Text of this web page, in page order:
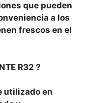
que pueden
a los
frescos en el
R32 ?
utilizado en